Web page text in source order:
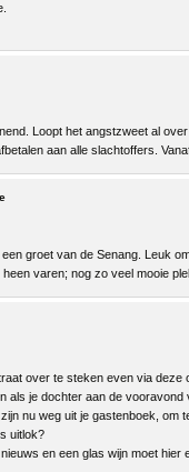
Loopt het angstzweet al
aan alle slachtoffers.
groet van de Senang. Leuk
varen; nog zo veel mooie
over te steken even via deze
als je dochter aan de
nu weg uit je gastenboek,
uitlok?
en een glas wijn moet